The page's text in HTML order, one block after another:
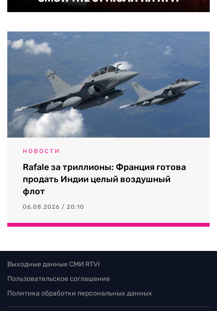
НОВОСТИ
Rafale за триллионы: Франция готова
продать Индии целый воздушный
флот
06.08.2026 / 20:10
Выходные данные СМИ RTVI
Пользовательское соглашение
Политика обработки персональных данных